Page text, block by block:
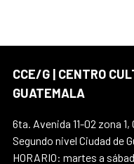
CCE/G | CENTRO
GUATEMALA
6ta. Avenida 11-02 zona
Segundo nivel Ciudad de
HORARIO: martes a